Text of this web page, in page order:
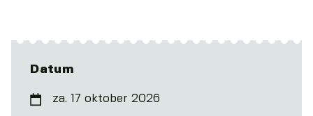
Datum
za. 17 oktober 2026